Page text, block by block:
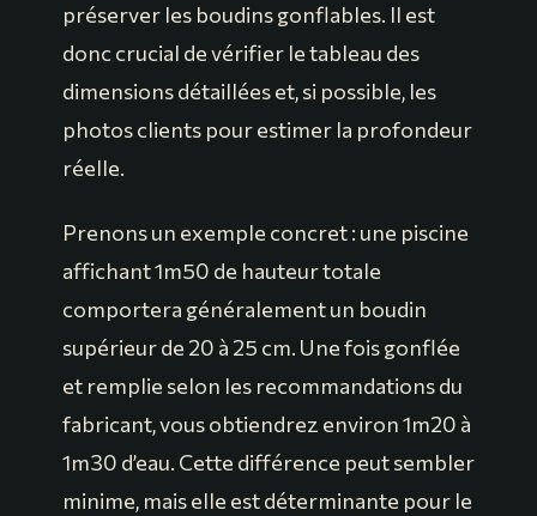
préserver les boudins gonflables. Il est
donc crucial de vérifier le tableau des
dimensions détaillées et, si possible, les
photos clients pour estimer la profondeur
réelle.
Prenons un exemple concret : une piscine
affichant 1m50 de hauteur totale
comportera généralement un boudin
supérieur de 20 à 25 cm. Une fois gonflée
et remplie selon les recommandations du
fabricant, vous obtiendrez environ 1m20 à
1m30 d’eau. Cette différence peut sembler
minime, mais elle est déterminante pour le